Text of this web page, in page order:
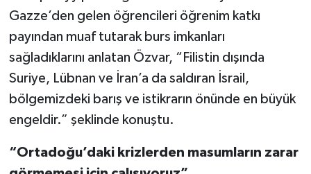
Gazze’den gelen öğrencileri öğrenim katkı
payından muaf tutarak burs imkanları
sağladıklarını anlatan Özvar, “Filistin dışında
Suriye, Lübnan ve İran’a da saldıran İsrail,
bölgemizdeki barış ve istikrarın önünde en büyük
engeldir.” şeklinde konuştu.
“Ortadoğu’daki krizlerden masumların zarar